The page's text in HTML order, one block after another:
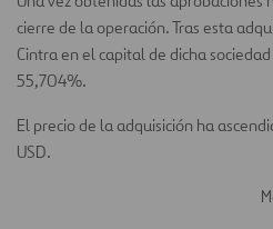
cierre de la operación. Tras esta
Cintra en el capital de dicha
55,704%.
El precio de la adquisición ha
USD.